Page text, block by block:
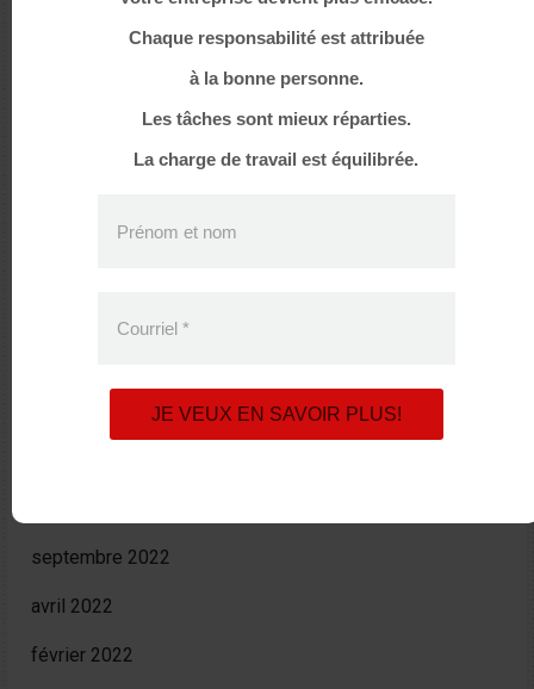
décembre 2024
septembre 2022
avril 2022
février 2022
Chaque responsabilité est attribuée
à la bonne personne.
Les tâches sont mieux réparties.
La charge de travail est équilibrée.
Prénom et nom
Courriel*
JE VEUX EN SAVOIR PLUS!